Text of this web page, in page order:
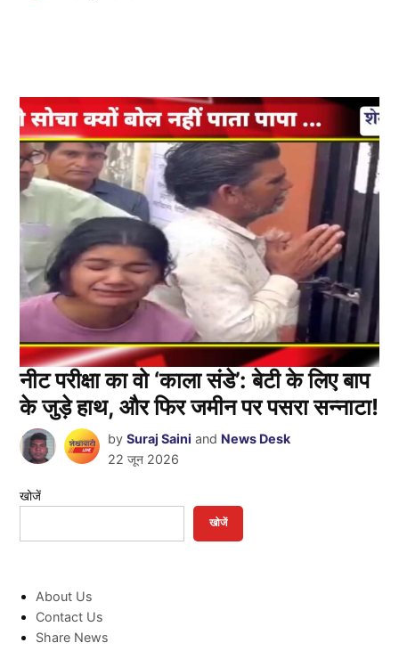
नीट परीक्षा का वो ‘काला संडे’: बेटी के लिए बाप
के जुड़े हाथ, और फिर जमीन पर पसरा सन्नाटा!
by Suraj Saini and News Desk
22 जून 2026
खोजें
खोजें
About Us
Contact Us
Share News